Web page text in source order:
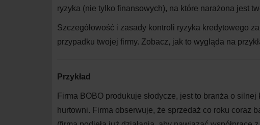
ryzyka (nie tylko finansowych), na które narażona jest
Szczegółowość i zasady kontroli ryzyka kredytowego
przypadku twojej firmy. Zobacz, jak to wygląda na
Przykład
Firma BOBO produkuje słodycze, jest to branża o
hurtowni. Firma obserwuje, że sprzedaż co roku coraz